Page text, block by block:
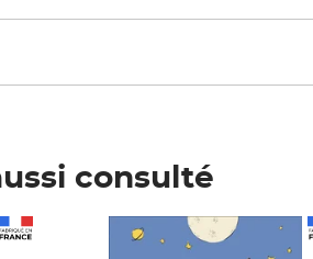
consulté
Prix 6,25€ HT